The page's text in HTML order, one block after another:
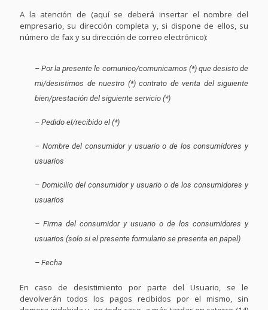
A la atención de (aquí se deberá insertar el nombre del
empresario, su dirección completa y, si dispone de ellos, su
número de fax y su dirección de correo electrónico):
– Por la presente le comunico/comunicamos (*) que desisto de
mi/desistimos de nuestro (*) contrato de venta del siguiente
bien/prestación del siguiente servicio (*)
– Pedido el/recibido el (*)
– Nombre del consumidor y usuario o de los consumidores y
usuarios
– Domicilio del consumidor y usuario o de los consumidores y
usuarios
– Firma del consumidor y usuario o de los consumidores y
usuarios (solo si el presente formulario se presenta en papel)
– Fecha
En caso de desistimiento por parte del Usuario, se le
devolverán todos los pagos recibidos por el mismo, sin